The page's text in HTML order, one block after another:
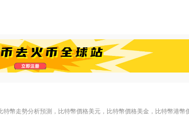
幣走勢分析預測，比特幣價格美元，比特幣價格美金，比特幣港幣